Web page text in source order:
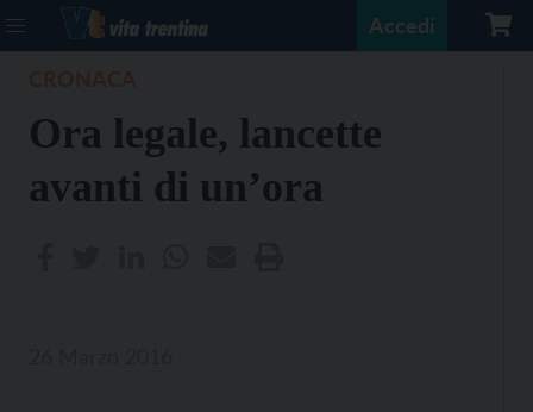
Accedi
Ora legale, lancette
avanti di un’ora